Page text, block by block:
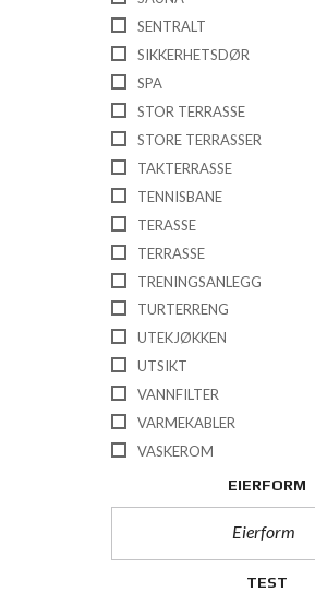
SENTRALT
SIKKERHETSDØR
SPA
STOR TERRASSE
STORE TERRASSER
TAKTERRASSE
TENNISBANE
TERASSE
TERRASSE
TRENINGSANLEGG
TURTERRENG
UTEKJØKKEN
UTSIKT
VANNFILTER
VARMEKABLER
VASKEROM
EIERFORM
Eierform
TEST